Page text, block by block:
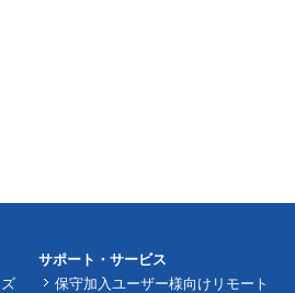
サポート・サービス
保守加入ユーザー様向けリモート